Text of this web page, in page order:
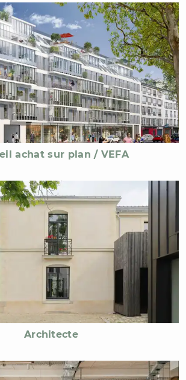
achat sur plan / VEFA
Architecte